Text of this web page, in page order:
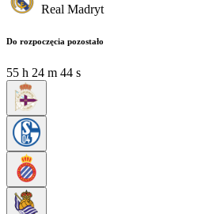
Real Madryt
Do rozpoczęcia pozostało
55 h 24 m 44 s